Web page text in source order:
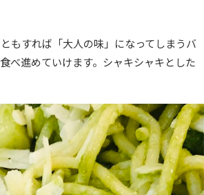
もすれば「大人の味」になってしまうバ
べ進めていけます。シャキシャキとした